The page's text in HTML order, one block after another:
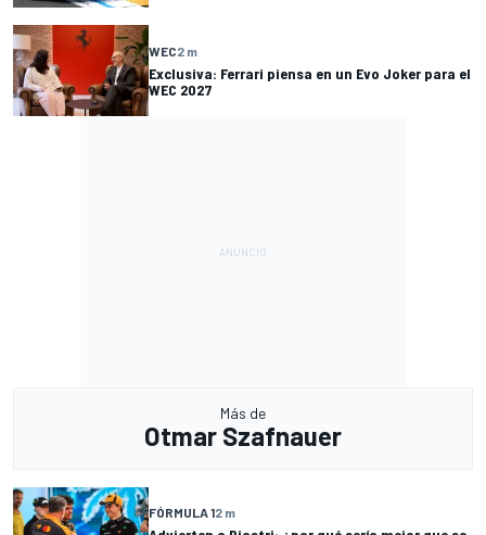
WEC2 m
Exclusiva: Ferrari piensa en un Evo Joker para el
WEC 2027
Más de
Otmar Szafnauer
FÓRMULA 12 m